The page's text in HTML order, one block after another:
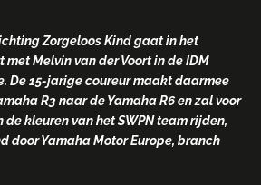
Zorgeloos Kind gaat in het
met Melvin van der Voort in de IDM
De 15-jarige coureur maakt daarmee
R3 naar de Yamaha R6 en zal voor
kleuren van het SWPN team rijden,
door Yamaha Motor Europe, branch